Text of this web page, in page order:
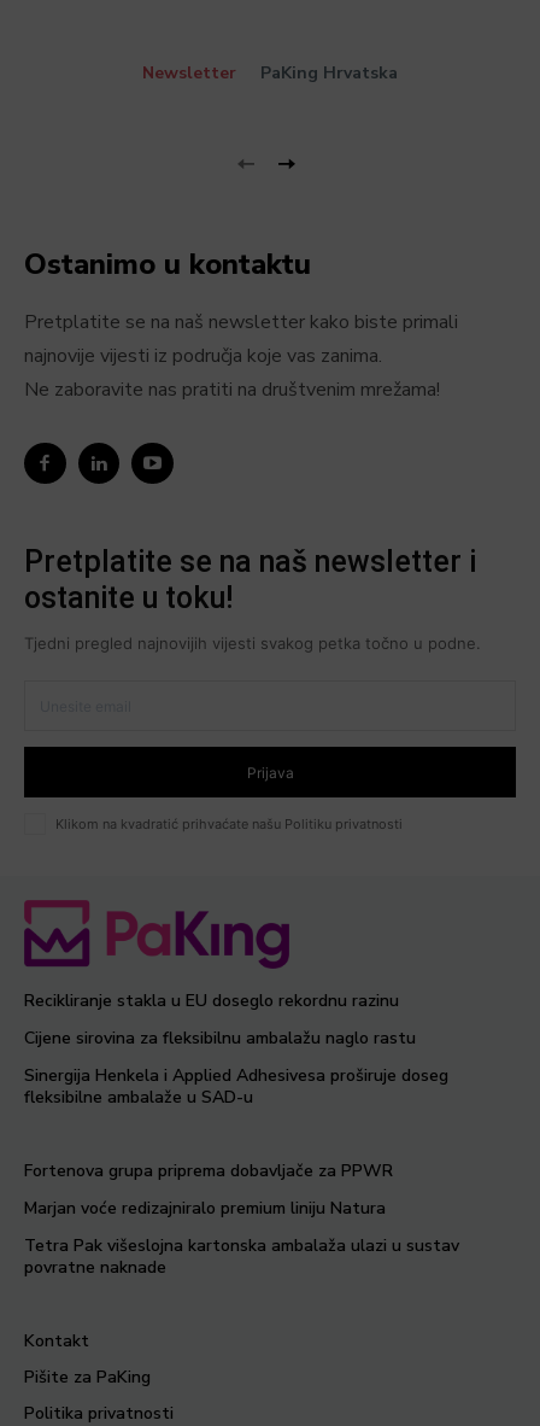
Newsletter PaKing Hrvatska
Ostanimo u kontaktu
Pretplatite se na naš newsletter kako biste primali
najnovije vijesti iz područja koje vas zanima.
Ne zaboravite nas pratiti na društvenim mrežama!
Pretplatite se na naš newsletter i
ostanite u toku!
Tjedni pregled najnovijih vijesti svakog petka točno u podne.
Prijava
Klikom na kvadratić prihvaćate našu Politiku privatnosti
Recikliranje stakla u EU doseglo rekordnu razinu
Cijene sirovina za fleksibilnu ambalažu naglo rastu
Sinergija Henkela i Applied Adhesivesa proširuje doseg
fleksibilne ambalaže u SAD-u
Fortenova grupa priprema dobavljače za PPWR
Marjan voće redizajniralo premium liniju Natura
Tetra Pak višeslojna kartonska ambalaža ulazi u sustav
povratne naknade
Kontakt
Pišite za PaKing
Politika privatnosti